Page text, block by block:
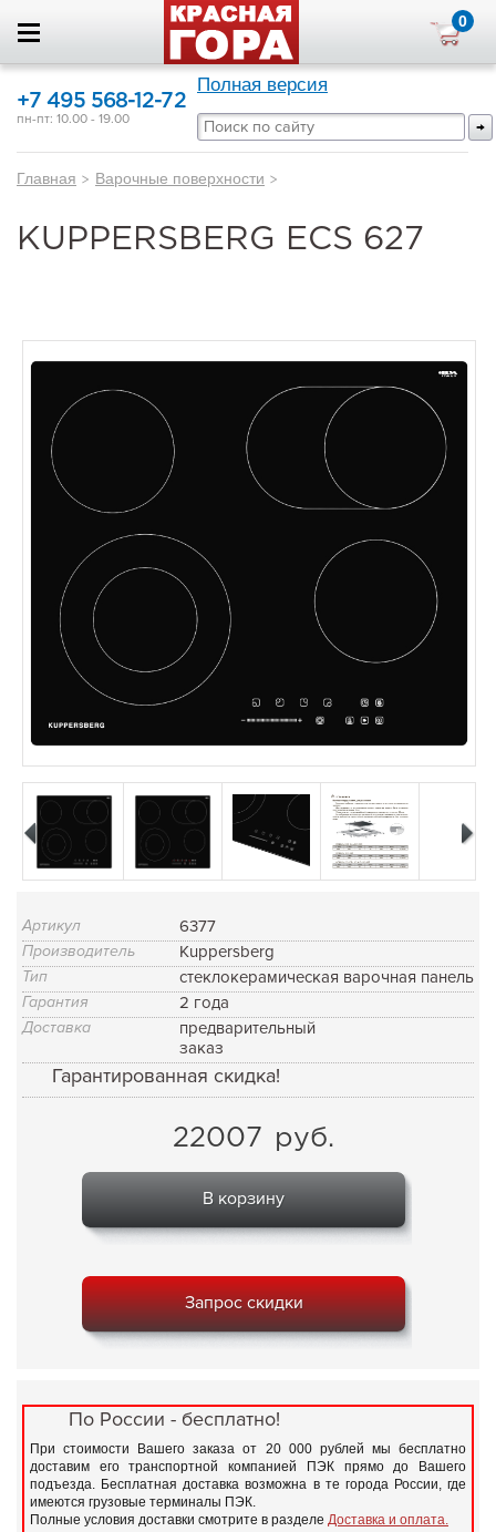
0
+7 495 568-12-72
пн-пт: 10.00 - 19.00
Полная версия
Главная > Варочные поверхности >
KUPPERSBERG ECS 627
Артикул 6377
Производитель Kuppersberg
Тип стеклокерамическая варочная панель
Гарантия 2 года
Доставка
предварительный
заказ
Гарантированная скидка!
22007 руб.
В корзину
Запрос скидки
По России - бесплатно!
При стоимости Вашего заказа от 20 000 рублей мы бесплатно
доставим его транспортной компанией ПЭК прямо до Вашего
подъезда. Бесплатная доставка возможна в те города России, где
имеются грузовые терминалы ПЭК.
Полные условия доставки смотрите в разделе Доставка и оплата.